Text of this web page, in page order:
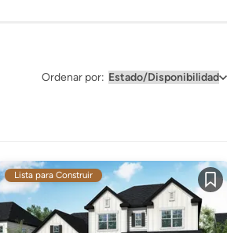
Ordenar por:
Guardar
Lista para Construir